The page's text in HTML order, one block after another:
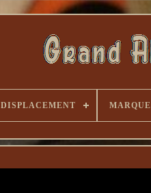
DISPLACEMENT MARQUE